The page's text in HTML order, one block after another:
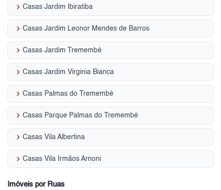
keyboard_arrow_right Casas Jardim Ibiratiba
keyboard_arrow_right Casas Jardim Leonor Mendes de Barros
keyboard_arrow_right Casas Jardim Tremembé
keyboard_arrow_right Casas Jardim Virginia Bianca
keyboard_arrow_right Casas Palmas do Tremembé
keyboard_arrow_right Casas Parque Palmas do Tremembé
keyboard_arrow_right Casas Vila Albertina
keyboard_arrow_right Casas Vila Irmãos Arnoni
Imóveis por Ruas